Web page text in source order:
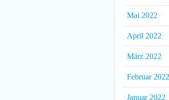
Mai 2022
April 2022
März 2022
Februar 2022
Januar 2022